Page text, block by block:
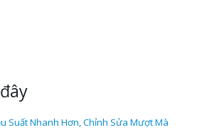
Suất Nhanh Hơn, Chỉnh Sửa Mượt Mà